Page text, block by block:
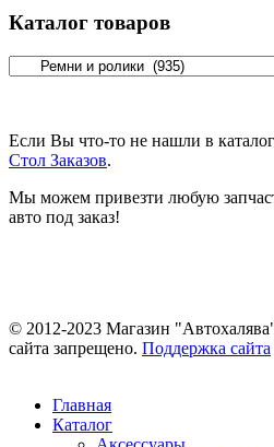
Каталог товаров
Если Вы что-то не нашли в
Стол Заказов.
Мы можем привезти любую
авто под заказ!
© 2012-2023 Магазин
сайта запрещено. Поддержка сайта
Главная
Каталог